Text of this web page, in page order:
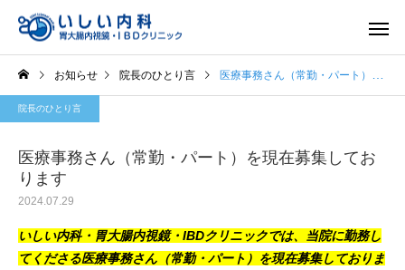
お知らせ 院長のひとり言 医療事務さん（常勤・パート）を現在募集しております
院長のひとり言
医療事務さん（常勤・パート）を現在募集してお
ります
2024.07.29
いしい内科・胃大腸内視鏡・IBDクリニックでは、当院に勤務し
てくださる医療事務さん（常勤・パート）を現在募集しておりま